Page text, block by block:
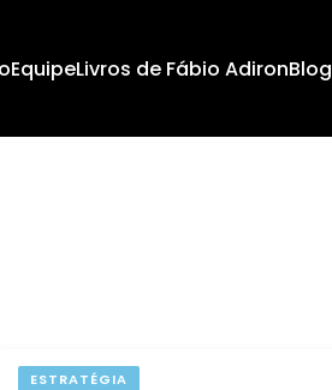
EquipeLivros de Fábio AdironBlog
ESTRATÉGIA